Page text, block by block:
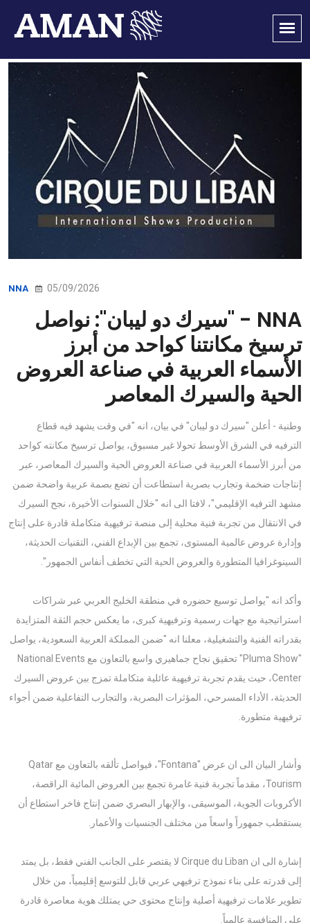
NNA 05/09/2026
NNA - "سيرك دو ليبان": نواصل
ترسيخ مكانتنا كواحد من أبرز
الأسماء العربية في صناعة العروض
الحية والسيرك المعاصر
وطنية - أعلن "سيرك دو ليبان" في بيان، انه "في وقت يشهد فيه قطاع
الترفيه في الشرق الأوسط تحولا غير مسبوق، يواصل ترسيخ مكانته كواحد
من أبرز الأسماء العربية في صناعة العروض الحية والسيرك المعاصر، عبر
إنتاجات ضخمة وتجارب بصرية استطاعت أن تضع بصمة عربية واضحة ضمن
مشهد الترفيه الإقليمي"، لافتا الى انه "خلال السنوات الأخيرة، نجح السيرك
في الانتقال من تجربة فنية محلية إلى منصة ترفيهية متكاملة قادرة على إنتاج
وإدارة عروض عالمية المستوى، تجمع بين الإبداع الفني، التقنيات الحديثة،
السينوغرافيا المتطورة والعروض الحية التي تخطف أنفاس الجمهور".
وأكد انه "يواصل توسيع حضوره في منطقة الخليج العربي عبر شراكات
استراتيجية مع جهات رسمية وترفيهية كبرى، ما يعكس حجم الثقة المتزايدة
بقدراته الفنية والتشغيلية، معلنا انه "ضمن المملكة العربية السعودية، يواصل
"Pluma Show" تحقيق نجاح جماهيري واسع بالتعاون مع National Events
Center، حيث يقدم تجربة ترفيهية عائلية متكاملة تمزج بين عروض السيرك
الحديثة، الأداء المسرحي، المؤثرات البصرية، والتجارب التفاعلية ضمن أجواء
ترفيهية متطورة.
وأشار البيان الى ان عرض "Fontana"، فيواصل تألقه بالتعاون مع Qatar
Tourism، مقدماً تجربة فنية غامرة تجمع بين العروض المائية الراقصة،
الأكروبات الجوية، الموسيقى، والإبهار البصري ضمن إنتاج فاخر استطاع أن
يستقطب جمهوراً واسعاً من مختلف الجنسيات والأعمار.
إشارة الى ان Cirque du Liban لا يقتصر على الجانب الفني فقط، بل يمتد
إلى قدرته على بناء نموذج ترفيهي عربي قابل للتوسع إقليمياً، من خلال
تطوير علامات ترفيهية أصلية وإنتاج محتوى حي يمتلك هوية معاصرة قادرة
على المنافسة عالمياً.